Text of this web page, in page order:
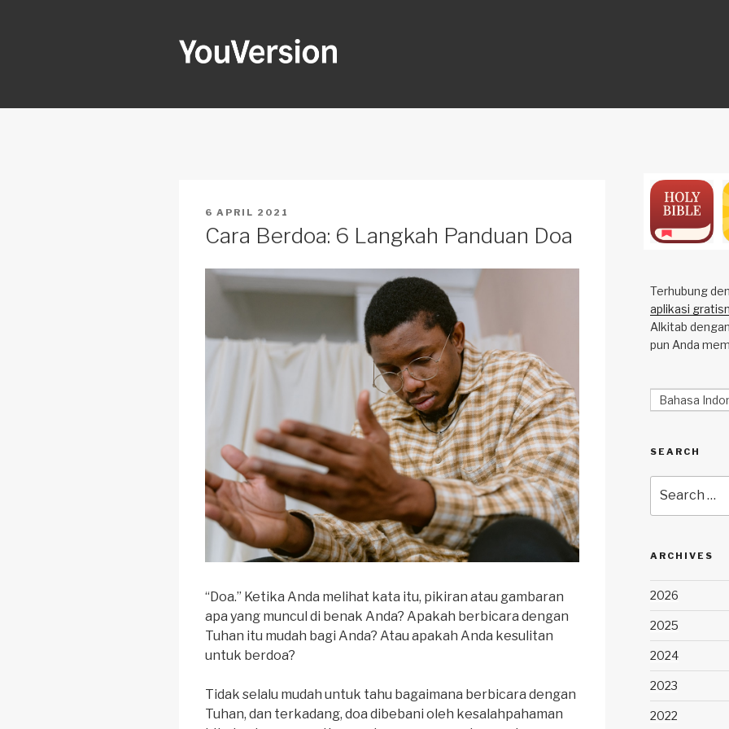
POSTED
6 APRIL 2021
Cara Berdoa: 6 Langkah Panduan Doa
“Doa.” Ketika Anda melihat kata itu, pikiran atau gambaran
apa yang muncul di benak Anda? Apakah berbicara dengan
Tuhan itu mudah bagi Anda? Atau apakah Anda kesulitan
untuk berdoa?
Tidak selalu mudah untuk tahu bagaimana berbicara dengan
Tuhan, dan terkadang, doa dibebani oleh kesalahpahaman
Terhubung
aplikasi
Alkitab
pun Anda
Bahasa
SEARCH
for:
ARCHIVES
2026
2025
2024
2023
2022